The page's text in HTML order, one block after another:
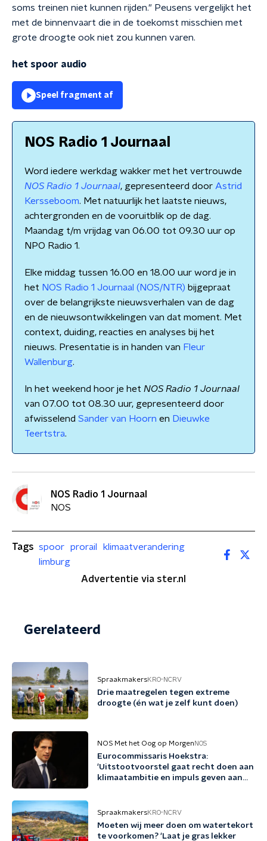
soms treinen niet kunnen rijden." Peusens vergelijkt het
met de binnenvaart die in de toekomst misschien met
grote droogte ook niet zou kunnen varen.
het spoor audio
Speel fragment af
NOS Radio 1 Journaal
Word iedere werkdag wakker met het vertrouwde
NOS Radio 1 Journaal, gepresenteerd door Astrid
Kersseboom. Met natuurlijk het laatste nieuws,
achtergronden en de vooruitblik op de dag.
Maandag t/m vrijdag van 06.00 tot 09.30 uur op
NPO Radio 1.
Elke middag tussen 16.00 en 18.00 uur word je in
het NOS Radio 1 Journaal (NOS/NTR) bijgepraat
over de belangrijkste nieuwsverhalen van de dag
en de nieuwsontwikkelingen van dat moment. Met
context, duiding, reacties en analyses bij het
nieuws. Presentatie is in handen van Fleur
Wallenburg.
In het weekend hoor je het NOS Radio 1 Journaal
van 07.00 tot 08.30 uur, gepresenteerd door
afwisselend Sander van Hoorn en Dieuwke
Teertstra.
NOS Radio 1 Journaal
NOS
Tags spoor prorail
klimaatverandering
limburg
Advertentie via ster.nl
Gerelateerd
SpraakmakersKRO-NCRV
Drie maatregelen tegen extreme
droogte (én wat je zelf kunt doen)
NOS Met het Oog op Morgen NOS
Eurocommissaris Hoekstra:
'Uitstootvoorstel gaat recht doen aan
klimaatambitie en impuls geven aan
SpraakmakersKRO-NCRV
Moeten wij meer doen om watertekort
te voorkomen? 'Laat je gras lekker